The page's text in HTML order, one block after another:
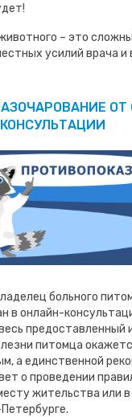
– это
усилий врача и
ОТ
КОНСУЛЬТАЦИИ
больного
в онлайн-
предоставленный
питомца
а единственной
о проведении
жительства или